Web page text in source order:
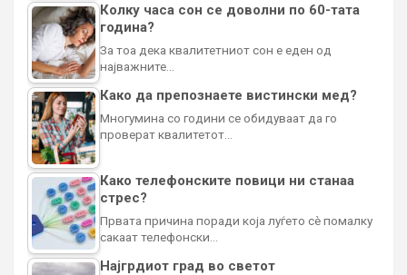
Колку часа сон се доволни по 60-тата
година?
За тоа дека квалитетниот сон е еден од
најважните…
Како да препознаете вистински мед?
Многумина со години се обидуваат да го
проверат квалитетот…
Како телефонските повици ни станаа
стрес?
Првата причина поради која луѓето сè помалку
сакаат телефонски…
Најгрдиот град во светот